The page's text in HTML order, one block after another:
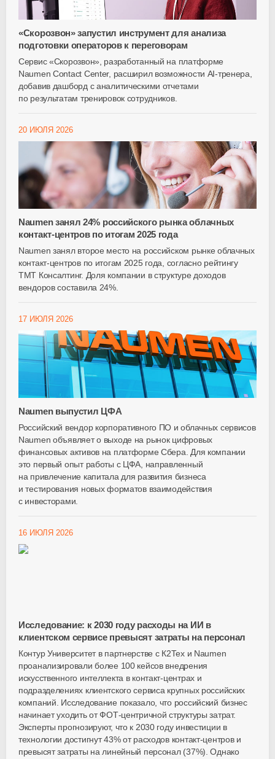
«Скорозвон» запустил инструмент для анализа
подготовки операторов к переговорам
Сервис «Скорозвон», разработанный на платформе
Naumen Contact Center, расширил возможности AI-тренера
добавив дашборд с аналитическими отчетами
по результатам тренировок сотрудников.
20 ИЮЛЯ 2026
Naumen занял 24% российского рынка облачных
контакт-центров по итогам 2025 года
Naumen занял второе место на российском рынке облачных
контакт-центров по итогам 2025 года, согласно рейтингу
ТМТ Консалтинг. Доля компании в структуре доходов
вендоров составила 24%.
17 ИЮЛЯ 2026
Naumen выпустил ЦФА
Российский вендор корпоративного ПО и облачных сервисов
Naumen объявляет о выходе на рынок цифровых
финансовых активов на платформе Сбера. Для компании
это первый опыт работы с ЦФА, направленный
на привлечение капитала для развития бизнеса
и тестирования новых форматов взаимодействия
с инвесторами.
16 ИЮЛЯ 2026
Исследование: к 2030 году расходы на ИИ в
клиентском сервисе превысят затраты на персонал
Контур Университет в партнерстве с К2Тех и Naumen
проанализировали более 100 кейсов внедрения
искусственного интеллекта в контакт-центрах и
подразделениях клиентского сервиса крупных российских
компаний. Исследование показало, что российский бизнес
начинает уходить от ФОТ-центричной структуры затрат.
Эксперты прогнозируют, что к 2030 году инвестиции в
технологии достигнут 43% от расходов контакт-центров и
превысят затраты на линейный персонал (37%). Однако